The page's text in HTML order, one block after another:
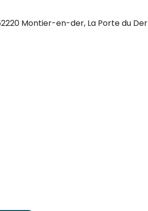
Montier-en-der, La Porte du Der